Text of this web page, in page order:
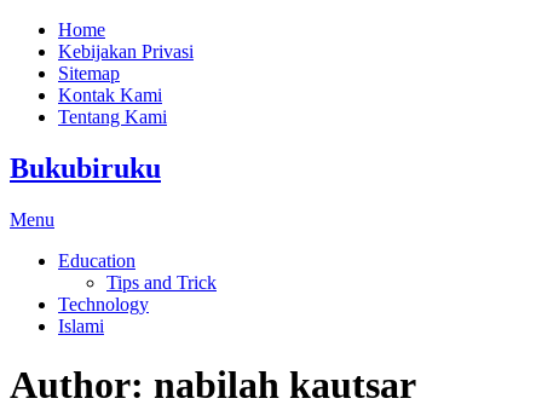
Home
Kebijakan Privasi
Sitemap
Kontak Kami
Tentang Kami
Bukubiruku
Menu
Education
Tips and Trick
Technology
Islami
Author: nabilah kautsar